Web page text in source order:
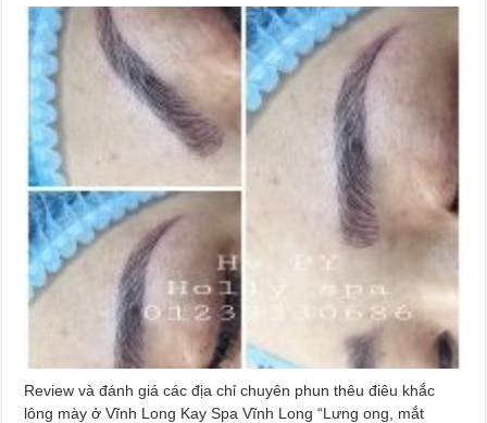
Review và đánh giá các địa chỉ chuyên phun thêu điêu khắc
lông mày ở Vĩnh Long Kay Spa Vĩnh Long “Lưng ong, mắt